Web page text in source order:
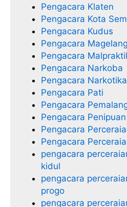
Pengacara Klaten
Pengacara Kota
Pengacara Kudus
Pengacara Magelang
Pengacara
Pengacara Narkoba
Pengacara Narkotika
Pengacara Pati
Pengacara
Pengacara Penipuan
Pengacara
Pengacara
pengacara
kidul
pengacara
progo
pengacara